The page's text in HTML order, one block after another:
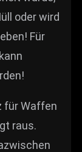
oder wird
Für
für Waffen
raus.